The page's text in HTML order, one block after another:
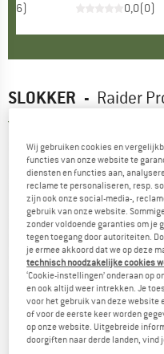
6) 0,0(0)
SLOKKER - Raider
Wij gebruiken cookies en
functies van onze website te
diensten en functies aan,
reclame te personaliseren, resp.
zijn ook onze social-media-,
gebruik van onze website.
zonder voldoende garanties om je
tegen toegang door autoriteiten.
je ermee akkoord dat we op deze
technisch noodzakelijke cookies
‘Cookie-instellingen’ onderaan op
en ook altijd weer intrekken. Je
voor het gebruik van deze website
of voor de eerste keer worden
op onze website. Uitgebreide
doorgiften naar derde landen, vind